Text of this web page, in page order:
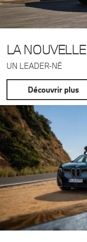
LA
UN LEADER-NÉ
Découvrir plus